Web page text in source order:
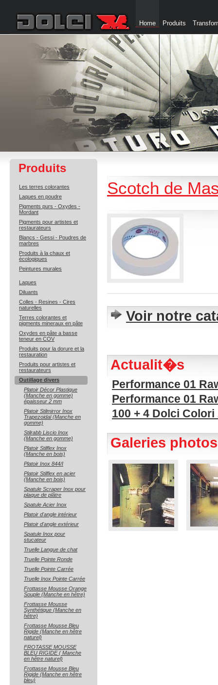
Home Produits
Produits
Les terres colorantes
Laques en poudre
Pigments purs - Oxydes -
Mordant
Pigments pour artistes et
restaurateurs
Blancs - Gessi - Poudres de
marbres
Produits à la chaux et
écologiques
Peintures murales
Laques
Diluants
Colles - Resines - Cires
naturelles
Terres colorantes et
pigments mineraux en pâte
Oxydes en pâte a basse
teneur en COV
Produits pour la dorure et la
restauration
Produits pour artistes et
restaurateurs
Outillage divers
Platoir Décor Plastique
(Manche en gomme)
épaisseur 2 mm
Platoir Stilmirror Inox
Trapezoidal (Manche en
gomme)
Stilrabb Liscio Inox
(Manche en gomme)
Platoir Stilflex Inox
(Manche en bois)
Platoir Inox 844/I
Platoir Stilflex en acier
(Manche en bois)
Spatule Scraper Inox pour
plaque de plâtre
Spatule Acier Inox
Platoir d'angle intérieur
Platoir d'angle extérieur
Spatule Inox pour
stucateur
Truelle Langue de chat
Truelle Pointe Ronde
Truelle Pointe Carrée
Truelle Inox Pointe Carrée
Frottasse Mousse Orange
Souple (Manche en hêtre)
Frottasse Mousse
Synthétique (Manche en
hêtre)
Frottasse Mousse Bleu
Rigide (Manche en hêtre
naturel)
FROTASSE MOUSSE
BLEU RIGIDE ( Manche
en hêtre naturel)
Frottasse Mousse Bleu
Rigide (Manche en hêtre
bleu)
Scotch de
Voir notre
Actualit�s
Performance 01
Performance 01
100 + 4 Dolci Colori
Galeries photos